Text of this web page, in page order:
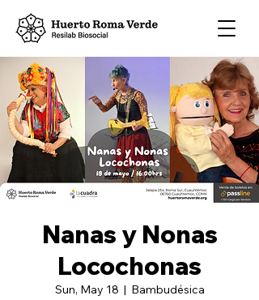
Nanas y Nonas
Locochonas
Sun, May 18
  |
Bambudésica